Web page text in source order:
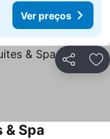
Ver preços
Partilhar
& Spa